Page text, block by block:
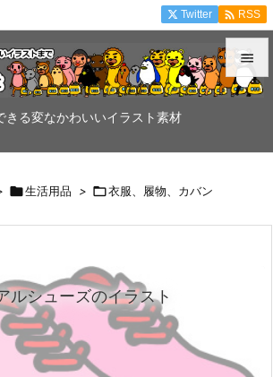
きる変なかわいいイラスト素材


Twitter  RSS
生活用品 > 衣服、履物、カバン
ルシューズのイラスト